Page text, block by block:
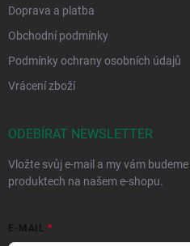
Doprava a platba
Obchodní podmínky
Podmínky ochrany osobních údajů
Vrácení zboží
ODEBÍRAT NEWSLETTER
Vložte svůj e-mail a my vám
produktech na našem e-shopu.
E-MAIL